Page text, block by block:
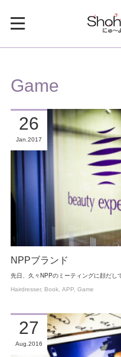
Game
NPPブランド
先日、久々NPPのミーティングに顔だ
26
Jan 2017
Hairdresser Book APP Game
27
Aug 2016